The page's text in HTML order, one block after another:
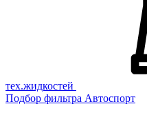
тех.жидкостей
Подбор фильтра Автоспорт